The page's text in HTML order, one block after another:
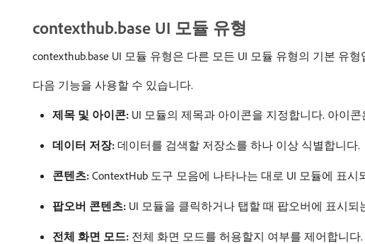
contexthub.base UI 모듈 유형
contexthub.base UI 모듈 유형은 다른 모든 UI 모듈 유형의 기본 유
다음 기능을 사용할 수 있습니다.
제목 및 아이콘: UI 모듈의 제목과 아이콘을 지정합니다. 아이
데이터 저장: 데이터를 검색할 저장소를 하나 이상 식별합니다.
콘텐츠: ContextHub 도구 모음에 나타나는 대로 UI 모듈에 표시
팝오버 콘텐츠: UI 모듈을 클릭하거나 탭할 때 팝오버에 표시되
전체 화면 모드: 전체 화면 모드를 허용할지 여부를 제어합니다.